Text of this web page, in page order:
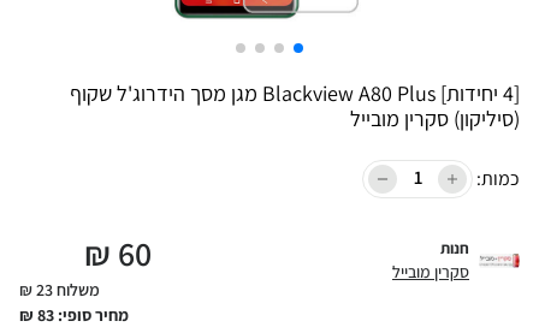
[4 יחידות] Blackview A80 Plus מגן מסך הידרוג'ל שקוף
(סיליקון) סקרין מובייל
כמות:
חנות
סקרין מובייל 60
₪
משלוח 23 ₪
מחיר סופי: 83
₪